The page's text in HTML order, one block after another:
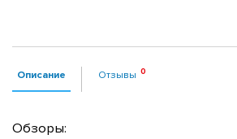
Описание Отзывы
Обзоры: